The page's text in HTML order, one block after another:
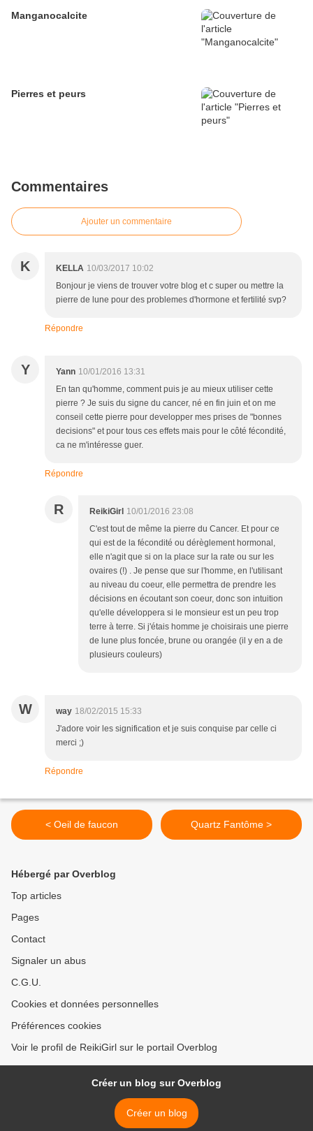
Manganocalcite
Pierres et peurs
Commentaires
Ajouter un commentaire
K KELLA 10/03/2017 10:02
Bonjour je viens de trouver votre blog et c super ou mettre la
pierre de lune pour des problemes d'hormone et fertilité svp?
Répondre
Y Yann 10/01/2016 13:31
En tan qu'homme, comment puis je au mieux utiliser cette
pierre ? Je suis du signe du cancer, né en fin juin et on me
conseil cette pierre pour developper mes prises de "bonnes
decisions" et pour tous ces effets mais pour le côté fécondité,
ca ne m'intéresse guer.
Répondre
R ReikiGirl 10/01/2016 23:08
C'est tout de même la pierre du Cancer. Et pour ce
qui est de la fécondité ou dérèglement hormonal,
elle n'agit que si on la place sur la rate ou sur les
ovaires (!) . Je pense que sur l'homme, en l'utilisant
au niveau du coeur, elle permettra de prendre les
décisions en écoutant son coeur, donc son intuition
qu'elle développera si le monsieur est un peu trop
terre à terre. Si j'étais homme je choisirais une pierre
de lune plus foncée, brune ou orangée (il y en a de
plusieurs couleurs)
W way 18/02/2015 15:33
J'adore voir les signification et je suis conquise par celle ci
merci ;)
Répondre
< Oeil de faucon Quartz Fantôme >
Hébergé par Overblog
Top articles
Pages
Contact
Signaler un abus
C.G.U.
Cookies et données personnelles
Préférences cookies
Voir le profil de ReikiGirl sur le portail Overblog
Créer un blog sur Overblog
Créer un blog